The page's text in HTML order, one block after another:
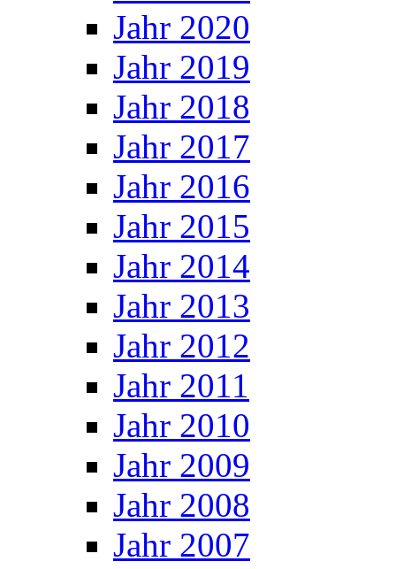
Jahr 2020
Jahr 2019
Jahr 2018
Jahr 2017
Jahr 2016
Jahr 2015
Jahr 2014
Jahr 2013
Jahr 2012
Jahr 2011
Jahr 2010
Jahr 2009
Jahr 2008
Jahr 2007